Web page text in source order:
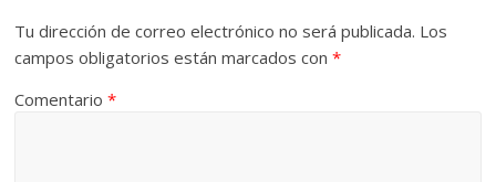
Tu dirección de correo electrónico no será publicada. Los
campos obligatorios están marcados con*
Comentario*